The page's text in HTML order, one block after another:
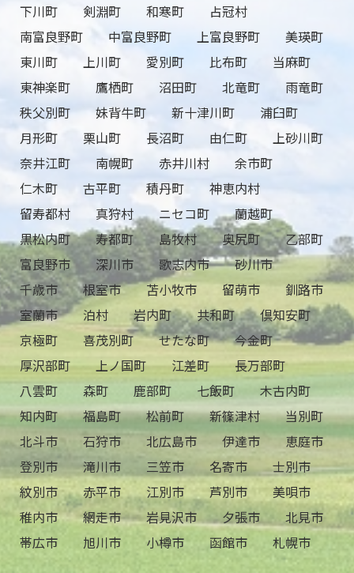
下川町
剣淵町 和寒町
占冠村
南富良野町
中富良野町 上富良野町
美瑛町
東川町
上川町 愛別町 比布町
当麻町
東神楽町
鷹栖町 沼田町 北竜町
雨竜町
秩父別町
妹背牛町 新十津川町
浦臼町
月形町
栗山町 長沼町 由仁町
上砂川町
奈井江町
南幌町 赤井川村
余市町
仁木町
古平町 積丹町
神恵内村
留寿都村
真狩村 ニセコ町
蘭越町
黒松内町
寿都町 島牧村 奥尻町
乙部町
富良野市
深川市 歌志内市
砂川市
千歳市
根室市 苫小牧市 留萌市
釧路市
室蘭市
泊村 岩内町 共和町
倶知安町
京極町
喜茂別町 せたな町
今金町
厚沢部町
上ノ国町 江差町
長万部町
八雲町
森町 鹿部町 七飯町
木古内町
知内町
福島町 松前町 新篠津村
当別町
北斗市
石狩市 北広島市 伊達市
恵庭市
登別市
滝川市 三笠市 名寄市
士別市
紋別市
赤平市 江別市 芦別市
美唄市
稚内市
網走市 岩見沢市 夕張市
北見市
帯広市
旭川市 小樽市 函館市 札幌市